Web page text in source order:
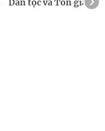
Dân tộc và Tôn giáo